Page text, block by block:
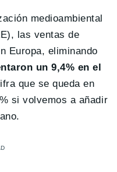
medioambiental
las ventas de
Europa, eliminando
un 9,4% en el
que se queda en
si volvemos a añadir